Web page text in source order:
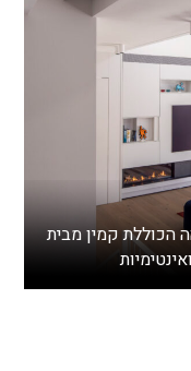
הכוללת קמין מבית